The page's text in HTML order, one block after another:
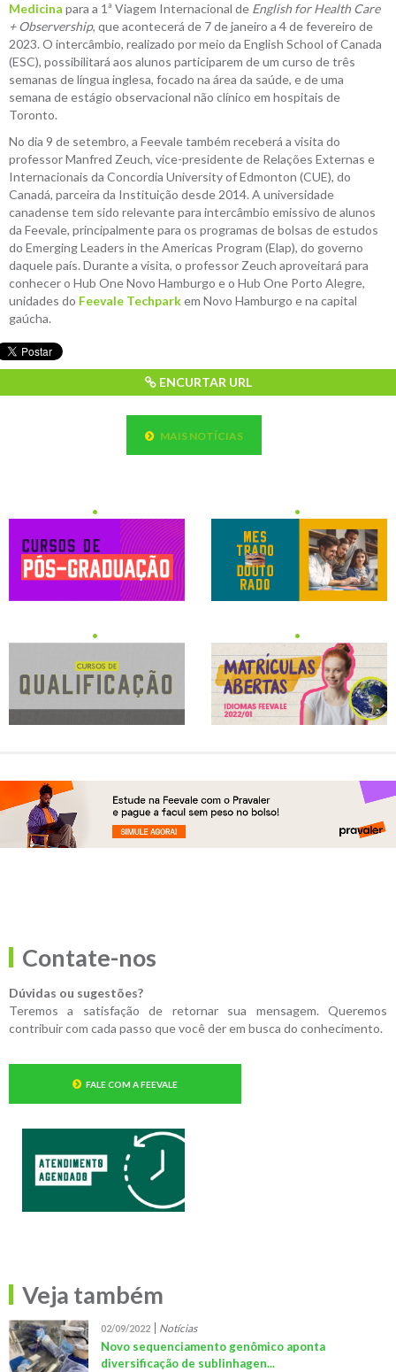
Medicina para a 1ª Viagem Internacional de English for Health Care
+ Observership, que acontecerá de 7 de janeiro a 4 de fevereiro de
2023. O intercâmbio, realizado por meio da English School of Canada
(ESC), possibilitará aos alunos participarem de um curso de três
semanas de língua inglesa, focado na área da saúde, e de uma
semana de estágio observacional não clínico em hospitais de
Toronto.
No dia 9 de setembro, a Feevale também receberá a visita do
professor Manfred Zeuch, vice-presidente de Relações Externas e
Internacionais da Concordia University of Edmonton (CUE), do
Canadá, parceira da Instituição desde 2014. A universidade
canadense tem sido relevante para intercâmbio emissivo de alunos
da Feevale, principalmente para os programas de bolsas de estudos
do Emerging Leaders in the Americas Program (Elap), do governo
daquele país. Durante a visita, o professor Zeuch aproveitará para
conhecer o Hub One Novo Hamburgo e o Hub One Porto Alegre,
unidades do Feevale Techparkem Novo Hamburgo e na capital
gaúcha.
ENCURTAR URL
MAIS NOTÍCIAS
Contate-nos
Dúvidas ou sugestões?
Teremos a satisfação de retornar sua mensagem. Queremos
contribuir com cada passo que você der em busca do conhecimento.
FALE COM A FEEVALE
Veja também
02/09/2022 Notícias
Novo sequenciamento genômico aponta
diversificação de sublinhagen...